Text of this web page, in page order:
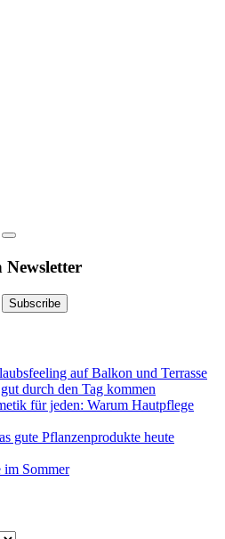
Newsletter
Subscribe
auf Balkon und Terrasse
durch den Tag kommen
für jeden: Warum Hautpflege
gute Pflanzenprodukte heute
Sommer